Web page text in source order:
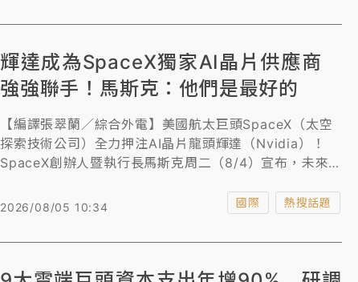
輝達成為SpaceX獨家AI晶片供應商
強強聯手！馬斯克：他們是最好的
【編譯張翠蘭／綜合外電】美國航太巨頭SpaceX（太空
探索技術公司）全力押注AI晶片龍頭輝達（Nvidia）！
SpaceX創辦人暨執行長馬斯克周二（8/4）宣布，未來
統，包括選擇Rubin晶片作為Starmind AI1軌道資料中心
2026/08/05 10:34 國際 熱搜話題